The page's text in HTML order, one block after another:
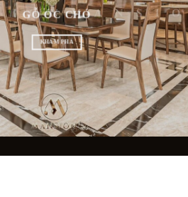
GỖ ÓC CHÓ
KHÁM PHÁ